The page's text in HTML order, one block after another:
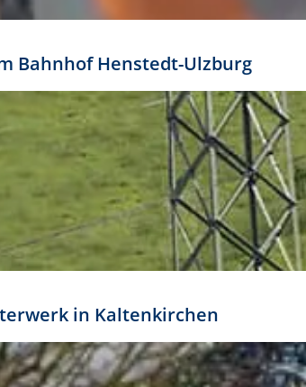
10 % der jeweiligen Formathöhe. Daraus
im Layout:
(5 %)
(5 %)
(5 %)
px hoch (7 %)
Logo jedoch auch größer oder kleiner
mit der Marketingabteilung.
Bahnhof Henstedt-Ulzburg
in Kaltenkirchen